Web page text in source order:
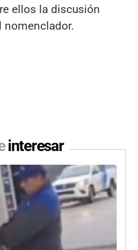
ellos la discusión
nomenclador.
interesar